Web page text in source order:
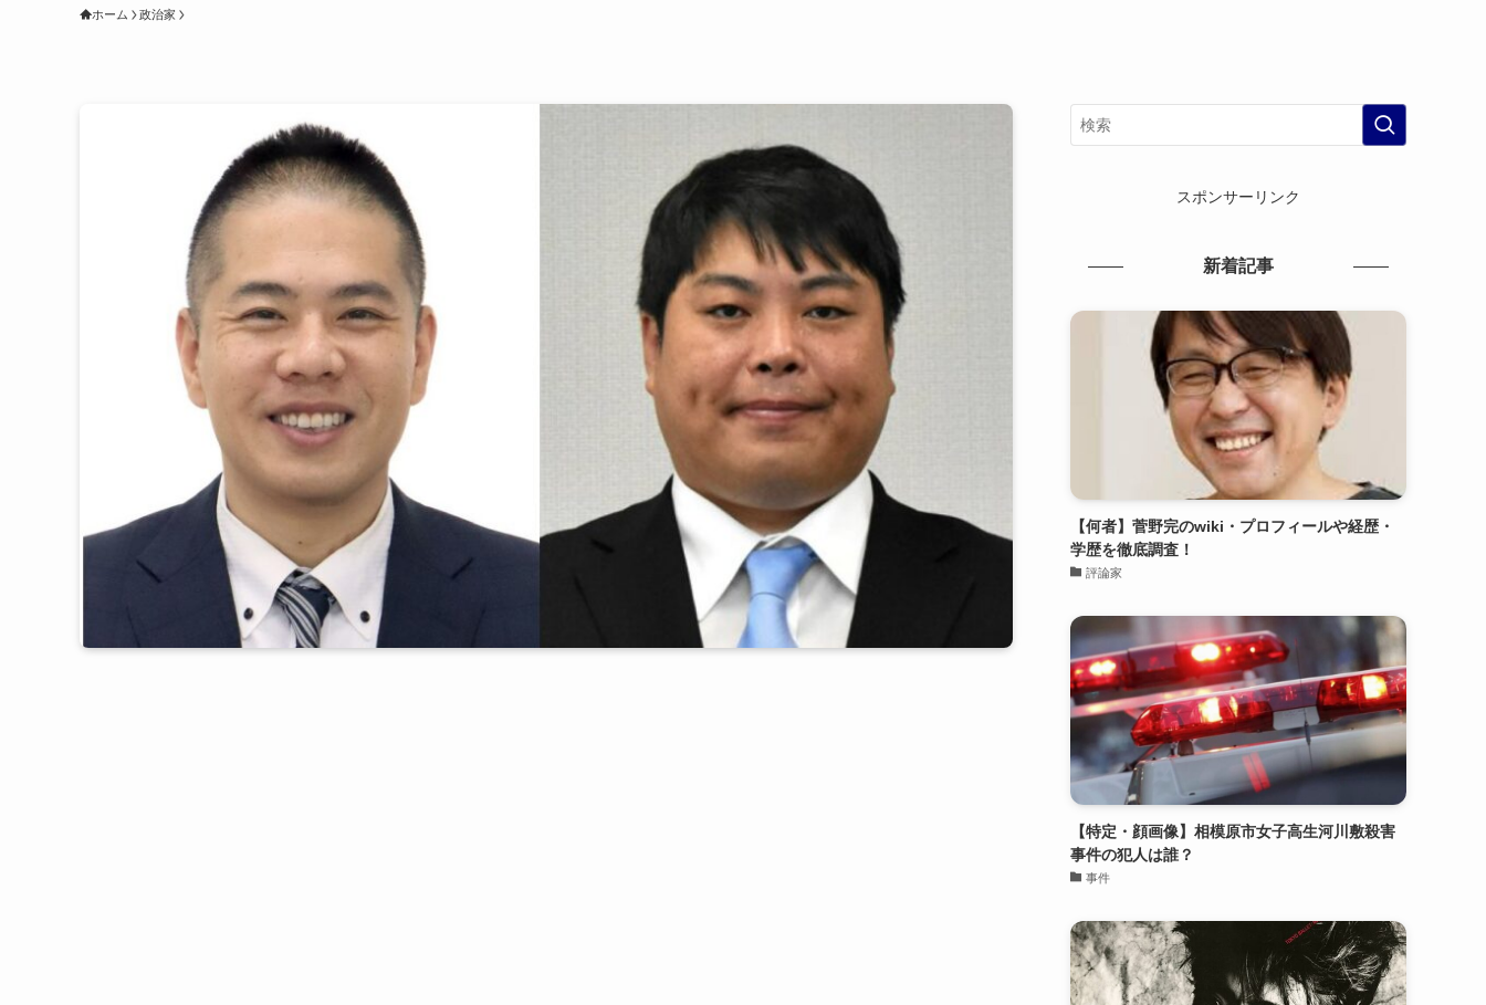
ホーム 政治家
スポンサーリンク
新着記事
【何者】菅野完のwiki・プロフィールや経歴・
学歴を徹底調査！
評論家
【特定・顔画像】相模原市女子高生河川敷殺害
事件の犯人は誰？
事件